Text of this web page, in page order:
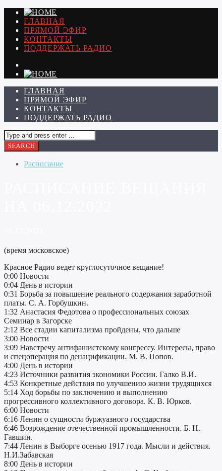
ГЛАВНАЯ
ПРЯМОЙ ЭФИР
КОНТАКТЫ
ПОДДЕРЖАТЬ РАДИО
ГЛАВНАЯ
ПРЯМОЙ ЭФИР
КОНТАКТЫ
ПОДДЕРЖАТЬ РАДИО
Расписание
(время московское)
Красное Радио ведет круглосуточное вещание!
0:00 Новости
0:04 День в истории
0:31 Борьба за повышение реального содержания заработной
платы. С. А. Горбушкин.
1:32 Анастасия Федотова о профессиональных союзах
Семинар в Загорске
2:12 Все стадии капитализма пройдены, что дальше
3:00 Новости
3:09 Навстречу антифашистскому конгрессу. Интересы, право
и спецоперация по денацификации. М. В. Попов.
4:00 День в истории
4:23 Источники развития экономики России. Галко В.И.
4:53 Конкретные действия по улучшению жизни трудящихся
5:14 Ход борьбы по заключению и выполнению
прогрессивного коллективного договора. К. В. Юрков.
6:00 Новости
6:16 Ленин о сущности буржуазного государства
6:46 Возрождение отечественной промышленности. Б. Н.
Гавшин.
7:44 Ленин в Выборге осенью 1917 года. Мысли и действия.
Н.И.Забавская
8:00 День в истории